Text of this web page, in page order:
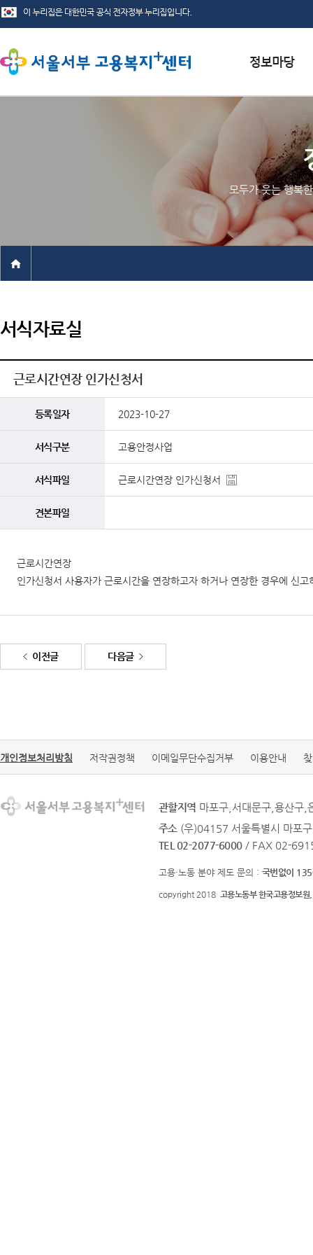
채용정보
인재정보
관련사이트
모두가 웃는 행복
서식자료실
근로시간연장 인가신청서
등록일자 2023-10-27
서식구분 고용안정사업
서식파일 근로시간연장 인가신청서
견본파일
근로시간연장
인가신청서 사용자가 근로시간을 연장하고자 하거나 연장한 경우에 신고
이전글 다음글
개인정보처리방침 저작권정책 이메일무단수집거부 이용안내
관할지역 마포구,서대문구,용산구,
주소 (우)04157 서울특별시 마포
TEL 02-2077-6000 / FAX 02-
고용·노동 분야 제도 문의 : 국번없이
copyright 2018 고용노동부 한국고용정보원.